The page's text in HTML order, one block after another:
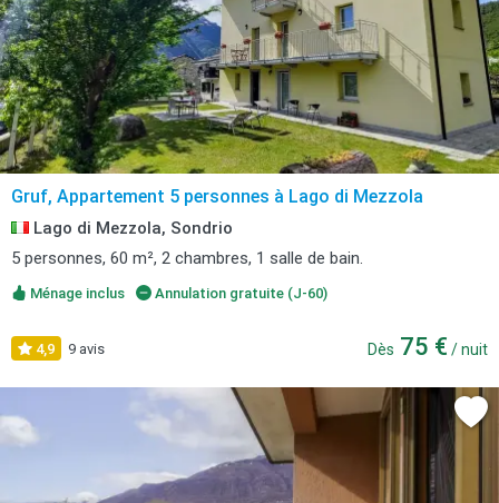
Gruf, Appartement 5 personnes à Lago di Mezzola
Lago di Mezzola, Sondrio
5 personnes, 60 m², 2 chambres, 1 salle de bain.
Ménage inclus Annulation gratuite (J-60)
4,9 9 avis Dès 75 € / nuit